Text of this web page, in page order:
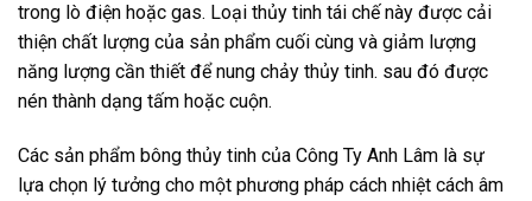
trong lò điện hoặc gas. Loại thủy tinh tái chế này được cải
thiện chất lượng của sản phẩm cuối cùng và giảm lượng
năng lượng cần thiết để nung chảy thủy tinh. sau đó được
nén thành dạng tấm hoặc cuộn.
Các sản phẩm bông thủy tinh của Công Ty Anh Lâm là sự
lựa chọn lý tưởng cho một phương pháp cách nhiệt cách âm